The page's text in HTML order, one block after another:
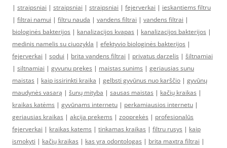
| straipsniai | straipsniai | straipsniai | fejerverkai | ieskantiems filtru
| filtrai namui | filtru nauda | vandens filtrai | vandens filtrai |
biologinės bakterijos | kanalizacijos kvapas | kanalizacijos bakterijos |
medinis namelis su ciuozykla | efektyvio biologinės bakterijos |
fejerverkai | sodui | brita vandens filtrai | privatus darzelis | šiltnamiai
| siltnamiai | gyvunu prekes | maistas sunims | geriausias sunu
maistas | kaip issirinkti kraika | gelbsti gyvūnus nuo karščio | gyvūnų
maudynės vasarą | šunų mityba | sausas maistas | kačių kraikas |
kraikas katėms | gyvūnams internetu | perkamiausios internetu |
geriausias kraikas | akcija prekems | zooprekės | profesionalūs
fejerverkai | kraikas katems | tinkamas kraikas | filtru rusys | kaip
ismokyti | kačių kraikas | kas yra odontologas | brita maxtra filtrai |